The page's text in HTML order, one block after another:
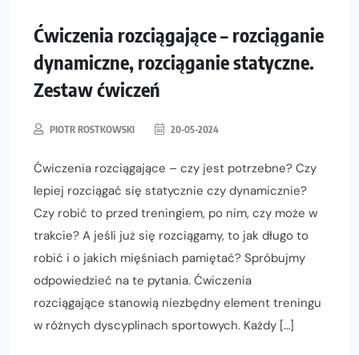
Ćwiczenia rozciągające – rozciąganie
dynamiczne, rozciąganie statyczne.
Zestaw ćwiczeń
PIOTR ROSTKOWSKI 20-05-2024
Ćwiczenia rozciągające – czy jest potrzebne? Czy
lepiej rozciągać się statycznie czy dynamicznie?
Czy robić to przed treningiem, po nim, czy może w
trakcie? A jeśli już się rozciągamy, to jak długo to
robić i o jakich mięśniach pamiętać? Spróbujmy
odpowiedzieć na te pytania. Ćwiczenia
rozciągające stanowią niezbędny element treningu
w różnych dyscyplinach sportowych. Każdy […]